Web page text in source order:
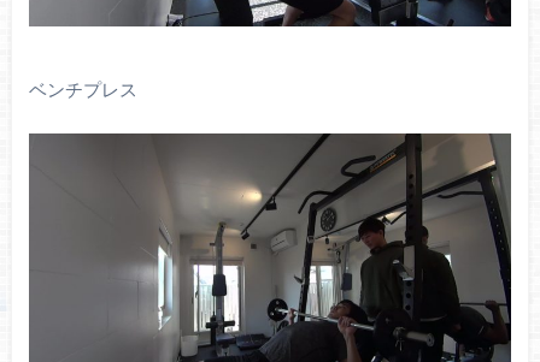
ベンチプレス